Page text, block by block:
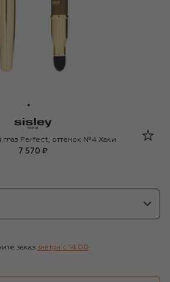
глаз Perfect, оттенок №4 Хаки
7 570 ₽
заказ завтра c 14:00